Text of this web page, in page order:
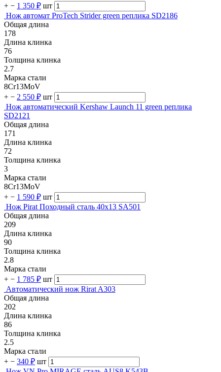
+ − 1 350 ₽ шт
Нож автомат ProTech Strider green реплика SD2186
Общая длина
178
Длина клинка
76
Толщина клинка
2.7
Марка стали
8Cr13MoV
+ − 2 550 ₽ шт
Нож автоматический Kershaw Launch 11 green реплика
SD2121
Общая длина
171
Длина клинка
72
Толщина клинка
3
Марка стали
8Cr13MoV
+ − 1 590 ₽ шт
Нож Pirat Походный сталь 40х13 SA501
Общая длина
209
Длина клинка
90
Толщина клинка
2.8
Марка стали
+ − 1 785 ₽ шт
Автоматический нож Rirat A303
Общая длина
202
Длина клинка
86
Толщина клинка
2.5
Марка стали
+ − 340 ₽ шт